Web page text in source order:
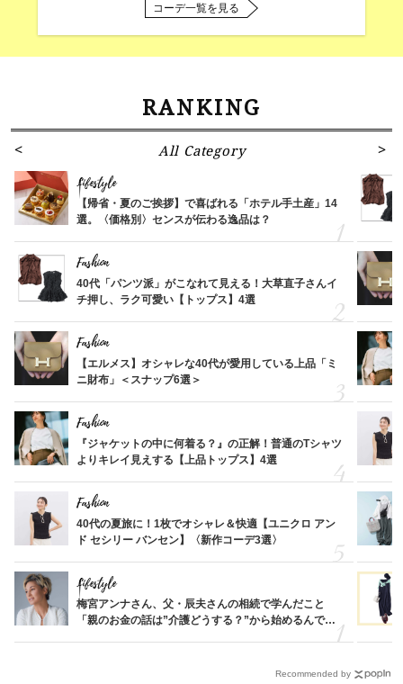
コーデ一覧を見る
RANKING
All Category
Lifestyle
【帰省・夏のご挨拶】で喜ばれる「ホテル手土産」14
選。〈価格別〉センスが伝わる逸品は？
Fashion
40代「パンツ派」がこなれて見える！大草直子さんイ
チ押し、ラク可愛い【トップス】4選
Fashion
【エルメス】オシャレな40代が愛用している上品「ミ
ニ財布」＜スナップ6選＞
Fashion
『ジャケットの中に何着る？』の正解！普通のTシャツ
よりキレイ見えする【上品トップス】4選
Fashion
40代の夏旅に！1枚でオシャレ＆快適【ユニクロ アン
ド セシリー バンセン】〈新作コーデ3選〉
Lifestyle
梅宮アンナさん、父・辰夫さんの相続で学んだこと
「親のお金の話は”介護どうする？”から始めるんで
Recommended by